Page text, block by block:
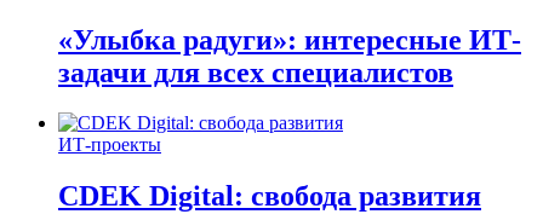
«Улыбка радуги»: интересные ИТ-
задачи для всех специалистов
ИТ-проекты
CDEK Digital: свобода развития